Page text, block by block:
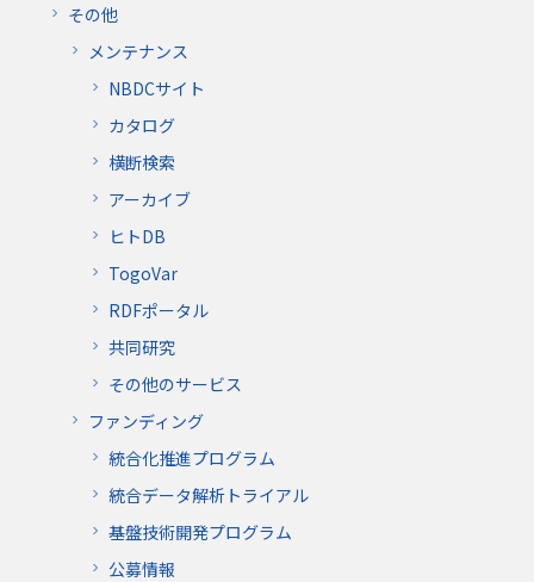
その他
メンテナンス
NBDCサイト
カタログ
横断検索
アーカイブ
ヒトDB
TogoVar
RDFポータル
共同研究
その他のサービス
ファンディング
統合化推進プログラム
統合データ解析トライアル
基盤技術開発プログラム
公募情報